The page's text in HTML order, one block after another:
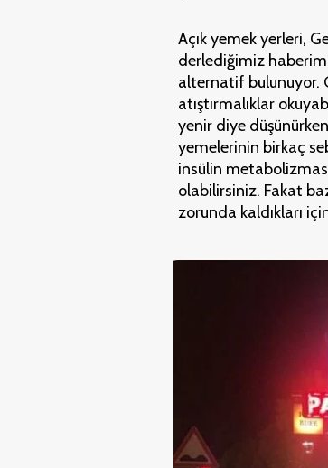
Açık yemek yerleri,
derlediğimiz
alternatif bulunuyor.
atıştırmalıklar
yenir diye
yemelerinin birkaç
insülin
olabilirsiniz. Fakat
zorunda kaldıkları